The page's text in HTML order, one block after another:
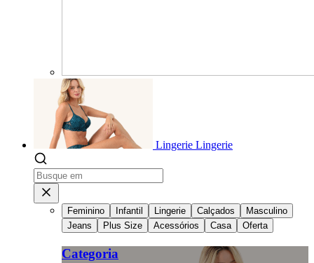
Lingerie Lingerie
Feminino Infantil Lingerie Calçados
Masculino
Jeans
Plus Size Acessórios Casa Oferta
Categoria